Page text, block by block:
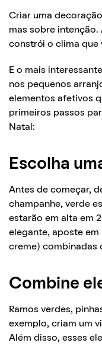
Criar uma
mas sobre intenção.
constrói o clima que
E o mais
nos pequenos
elementos afetivos
primeiros passos
Natal:
Escolha
Antes de começar,
champanhe, verde
estarão em alta em
elegante, aposte em
creme) combinadas
Combine
Ramos verdes,
exemplo, criam um
Além disso, esses